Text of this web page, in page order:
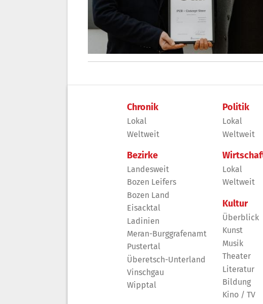
Chronik
Lokal
Weltweit
Bezirke
Landesweit
Bozen Leifers
Bozen Land
Eisacktal
Ladinien
Meran-Burggrafenamt
Pustertal
Überetsch-Unterland
Vinschgau
Wipptal
Politik
Lokal
Weltweit
Lokal
Weltweit
Kultur
Überblick
Kunst
Musik
Theater
Literatur
Bildung
Kino / TV